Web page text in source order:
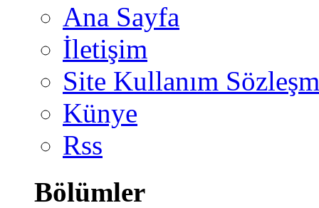
Ana Sayfa
İletişim
Site Kullanım
Künye
Rss
Bölümler